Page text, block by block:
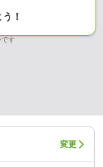
！
す
変更